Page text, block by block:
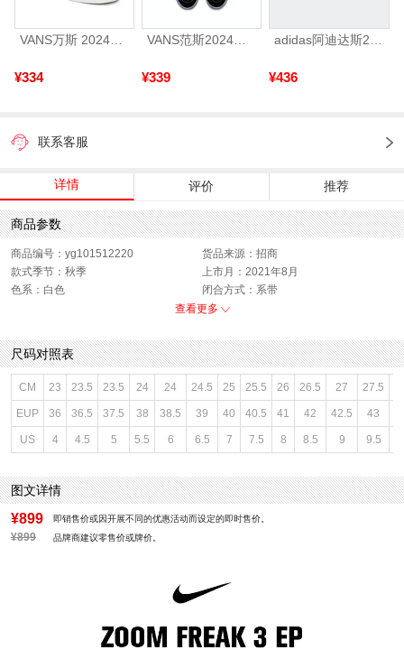
VANS万斯 2024年新款中性OldSkool帆布鞋/硫化鞋VN000D3HY28（延续款）
¥334 ¥339 ¥436
联系客服
详情 评价 推荐
商品参数
商品编号：yg101512220
货品来源：招商
款式季节：秋季
上市月：2021年8月
色系：白色
闭合方式：系带
性别：男子
查看更多
尺码对照表
CM 23 23.5 23.5 24 24 24.5 25 25.5 26 26.5 27 27.5
EUP 36 36.5 37.5 38 38.5 39 40 40.5 41 42 42.5 43
US 4 4.5 5 5.5 6 6.5 7 7.5 8 8.5 9 9.5
图文详情
¥899 即销售价或因开展不同的优惠活动而设定的即时售价。
¥899 品牌商建议零售价或牌价。